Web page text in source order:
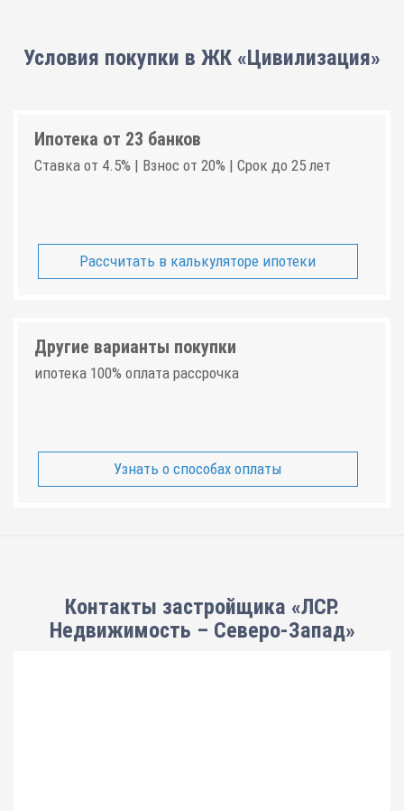
Условия покупки в ЖК «Цивилизация»
Ипотека от 23 банков
Ставка от 4.5% | Взнос от 20% | Срок до 25 лет
Рассчитать в калькуляторе ипотеки
Другие варианты покупки
ипотека 100% оплата рассрочка
Узнать о способах оплаты
Контакты застройщика «ЛСР.
Недвижимость – Северо-Запад»